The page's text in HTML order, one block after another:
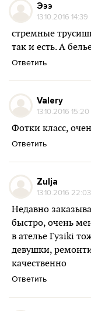
Эээ
13.10.2016 14:39
стремные
так и есть. А
Ответить
Valery
13.10.2016 15:20
Фотки класс,
Ответить
Zulja
13.10.2016 22:03
Недавно
быстро, очень
в ателье Гузiki
девушки,
качественно
Ответить